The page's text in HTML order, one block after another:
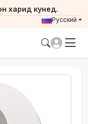
харид кунед.
Русский